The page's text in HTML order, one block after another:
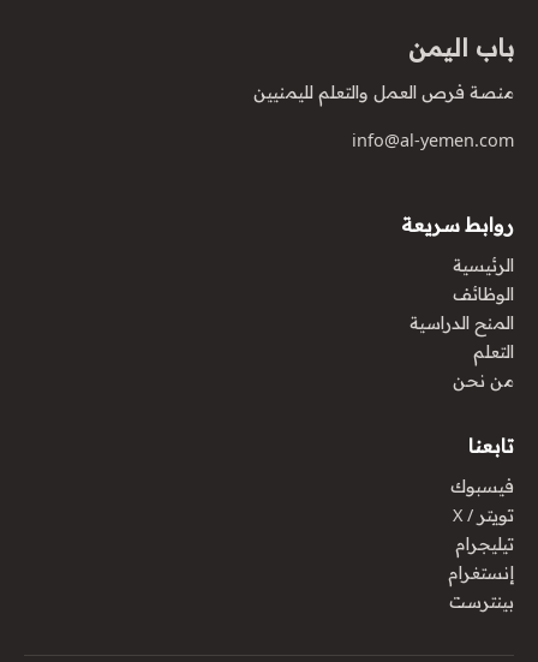
باب اليمن
منصة فرص العمل والتعلم لليمنيين
info@al-yemen.com
روابط سريعة
الرئيسية
الوظائف
المنح الدراسية
التعلم
من نحن
تابعنا
فيسبوك
تويتر / X
تيليجرام
إنستغرام
بينترست